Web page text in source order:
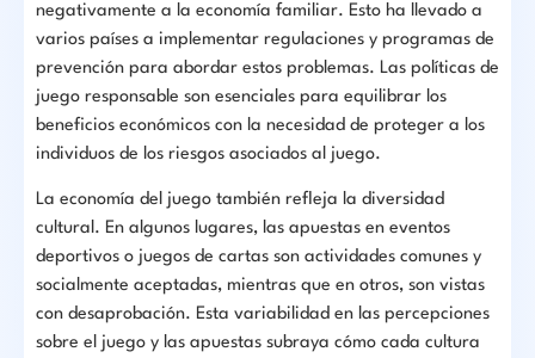
negativamente a la economía familiar. Esto ha llevado a
varios países a implementar regulaciones y programas de
prevención para abordar estos problemas. Las políticas de
juego responsable son esenciales para equilibrar los
beneficios económicos con la necesidad de proteger a los
individuos de los riesgos asociados al juego.
La economía del juego también refleja la diversidad
cultural. En algunos lugares, las apuestas en eventos
deportivos o juegos de cartas son actividades comunes y
socialmente aceptadas, mientras que en otros, son vistas
con desaprobación. Esta variabilidad en las percepciones
sobre el juego y las apuestas subraya cómo cada cultura